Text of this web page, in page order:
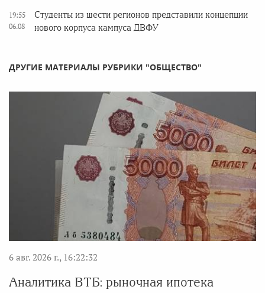
19:55
06.08
Студенты из шести регионов представили концепции
нового корпуса кампуса ДВФУ
ДРУГИЕ МАТЕРИАЛЫ РУБРИКИ "ОБЩЕСТВО"
6 авг. 2026 г., 16:22:32
Аналитика ВТБ: рыночная ипотека